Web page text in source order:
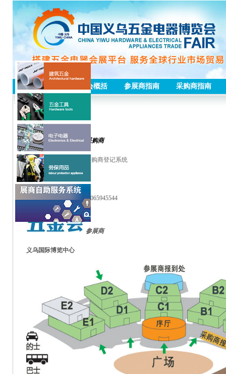
首页 五金会概括 参展商指南 采购商指南
资料下载
采购商
>>>点击进入：五金会采购商登记系统
截止日期：04月17日
电话：0579-85128600,13065945544
参展商
义乌国际博览中心